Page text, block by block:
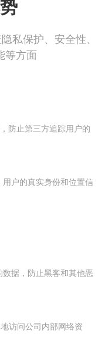
私保护、安全性、
等方面
防止第三方追踪用户的
户的真实身份和位置信
据，防止黑客和其他恶
访问公司内部网络资